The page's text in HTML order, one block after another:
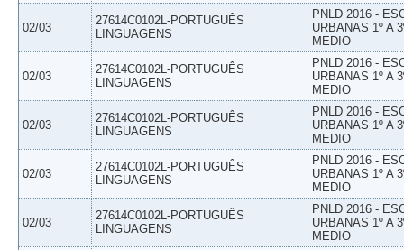
02/03
27614C0102L-PORTUGUÊS
LINGUAGENS
PNLD 2016 -
URBANAS 1º A
MEDIO
02/03
27614C0102L-PORTUGUÊS
LINGUAGENS
PNLD 2016 -
URBANAS 1º A
MEDIO
02/03
27614C0102L-PORTUGUÊS
LINGUAGENS
PNLD 2016 -
URBANAS 1º A
MEDIO
02/03
27614C0102L-PORTUGUÊS
LINGUAGENS
PNLD 2016 -
URBANAS 1º A
MEDIO
02/03
27614C0102L-PORTUGUÊS
LINGUAGENS
PNLD 2016 -
URBANAS 1º A
MEDIO